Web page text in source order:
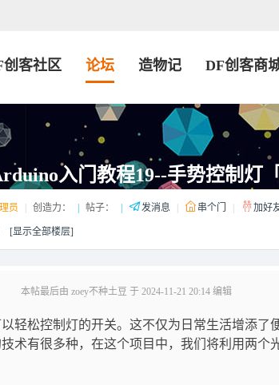
创客社区 论坛 造物记 DF创客商
入门教程19--手势控制灯
员 创造力： 帖子： 发消息 串个门 加好
[显示全部楼层]
本帖最后由 zoey不种土豆 于 2024-11-21 20:14 编辑
轻松控制灯的开关。这不仅为日常生活增添了
术有很多种，在这个项目中，我们将利用两个